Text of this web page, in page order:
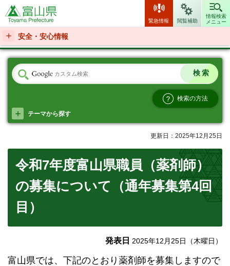
富山県
緊急情報 閲覧補助
情報検索
メニュー
安全・安心情報
検索の方法
テーマから探す
更新日：2025年12月25日
令和7年度富山県職員（薬剤師）
の募集について（通年募集第4回
目）
発表日 2025年12月25日（木曜日）
富山県では、下記のとおり薬剤師を募集しますので